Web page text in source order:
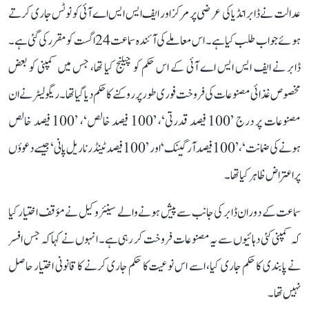
عدالت نے ڈابر انڈیا کی عرضی پر مرکز اور ایف ایس ایس اے آئی کو نوٹس جاری کرتے
ہوئے جواب طلب کیا ہے۔ اس معاملے کی آئندہ سماعت 24 اگست کو مقرر کی گئی ہے۔
ڈابر نے ایف ایس ایس اے آئی کے اس حکم کو چیلنج کیا تھا، جس میں کمپنی کو بعض
مخصوص غذائی مصنوعات کی فروخت فوری طور پر روکنے کا حکم دیا گیا تھا۔ ریگولیٹر نے ان
مصنوعات پر درج ’100 فیصد قدرتی‘، ’100 فیصد خالص‘، ’100 فیصد خالص
ہونے کی ضمانت‘، ’100 فیصد آرگینک‘ اور ’100 فیصد ٹینڈر ناریل پانی‘ جیسے دعوؤں
پر اعتراض ظاہر کیا تھا۔
سماعت کے دوران ڈابر کی جانب سے پیش ہونے والے سینئر وکیل نے مؤقف اختیار کیا
کہ کمپنی کئی دہائیوں سے یہ مصنوعات فروخت کر رہی ہے۔ انہوں نے کہا کہ جس افسر
نے پابندی کا حکم جاری کیا، اسے اس نوعیت کا حکم جاری کرنے کا قانونی اختیار حاصل
نہیں تھا۔